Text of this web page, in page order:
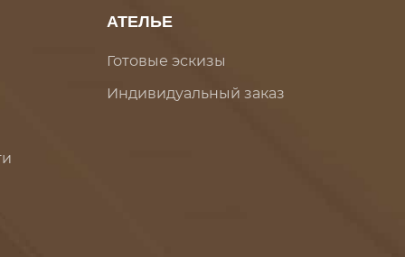
АТЕЛЬЕ
Готовые эскизы
Индивидуальный заказ